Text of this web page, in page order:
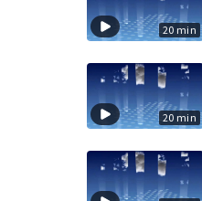
20 min
20 min